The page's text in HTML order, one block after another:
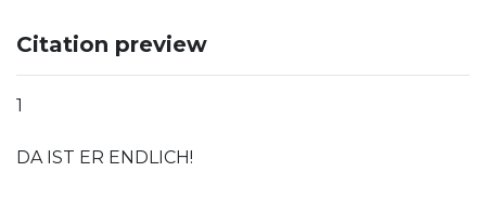
Citation preview
1
DA IST ER ENDLICH!